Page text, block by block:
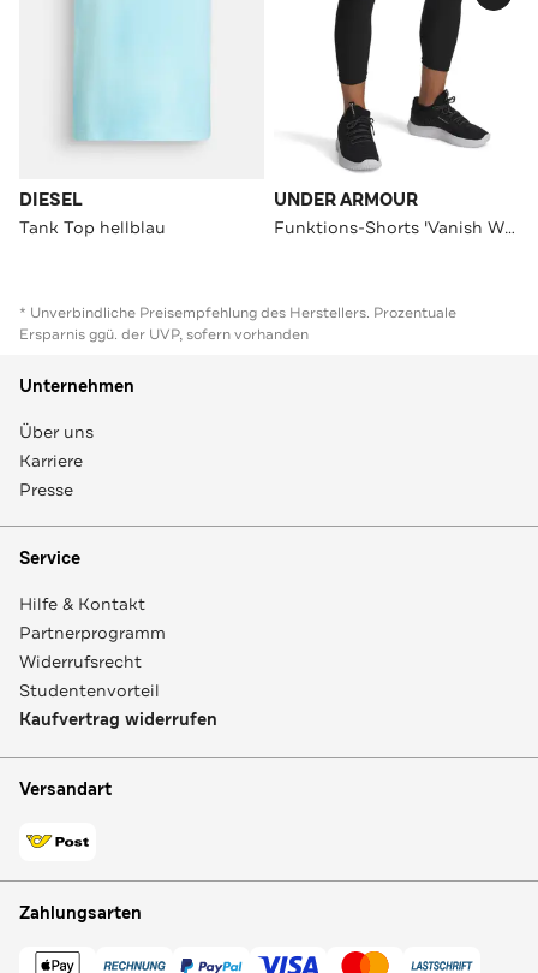
DIESEL
Tank Top hellblau
UNDER ARMOUR
Funktions-Shorts 'Vanish Woven' türkis
* Unverbindliche Preisempfehlung des Herstellers. Prozentuale
Ersparnis ggü. der UVP, sofern vorhanden
Unternehmen
Über uns
Karriere
Presse
Service
Hilfe & Kontakt
Partnerprogramm
Widerrufsrecht
Studentenvorteil
Kaufvertrag widerrufen
Versandart
Zahlungsarten